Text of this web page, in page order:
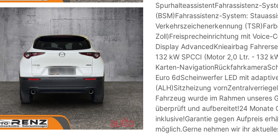
SpurhalteassistentFahrassistenz-
(BSM)Fahrassistenz-System:
Verkehrszeichenerkennung
Zoll)Freisprecheinrichtung mit Voice-
Display AdvancedKnieairbag
132 kW SPCCI (Motor 2,0 Ltr. - 132
Karten-
Euro 6dScheinwerfer LED mit
(ALH)Sitzheizung
Fahrzeug wurde im Rahmen unseres
überprüft und aufbereitet!24 Monate
inklusive!Garantie gegen Aufpreis
möglich.Gerne nehmen wir ihr